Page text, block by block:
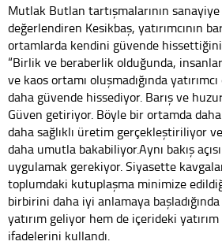
Mutlak Butlan tartışmalarının
değerlendiren Kesikbaş, yatırımcının
ortamlarda kendini güvende
“Birlik ve beraberlik olduğunda,
ve kaos ortamı oluşmadığında
daha güvende hissediyor. Barış ve
Güven getiriyor. Böyle bir ortamda daha
daha sağlıklı üretim gerçekleştiriliyor
daha umutla bakabiliyor.Aynı bakış
uygulamak gerekiyor. Siyasette
toplumdaki kutuplaşma minimize
birbirini daha iyi anlamaya
yatırım geliyor hem de içerideki yatırım
ifadelerini kullandı.